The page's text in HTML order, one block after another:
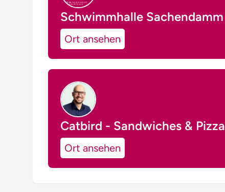
Schwimmhalle Sachendamm
Ort ansehen
Catbird - Sandwiches & Pizza
Ort ansehen